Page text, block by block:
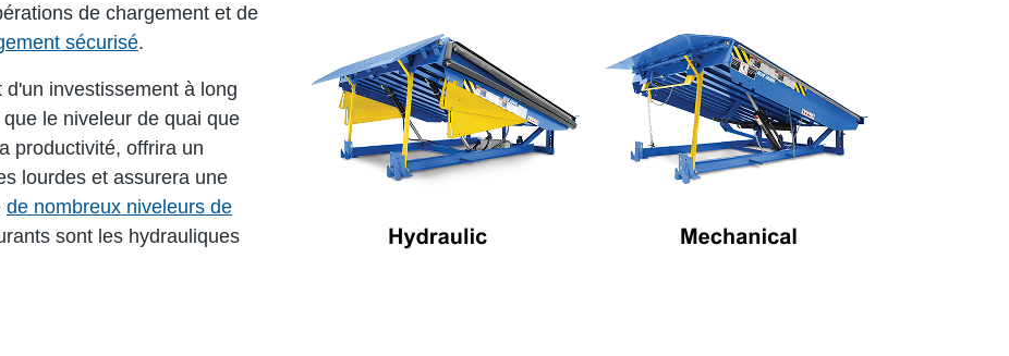
de chargement et de
sécurisé.
d'un investissement à long
le niveleur de quai que
productivité, offrira un
lourdes et assurera une
de nombreux niveleurs de
sont les hydrauliques